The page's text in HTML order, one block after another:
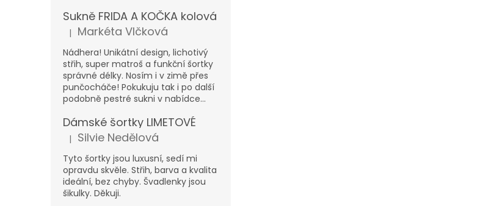
Sukně FRIDA A KOČKA kolová
Hodnocení produktu je 5 z 5 hvězdiček.
| Markéta Vlčková
Nádhera! Unikátní design, lichotivý
střih, super matroš a funkční šortky
správné délky. Nosím i v zimě přes
punčocháče! Pokukuju tak i po další
podobně pestré sukni v nabídce...
Dámské šortky LIMETOVÉ
Hodnocení produktu je 5 z 5 hvězdiček.
| Silvie Nedělová
Tyto šortky jsou luxusní, sedí mi
opravdu skvěle. Střih, barva a kvalita
ideální, bez chyby. Švadlenky jsou
šikulky. Děkuji.